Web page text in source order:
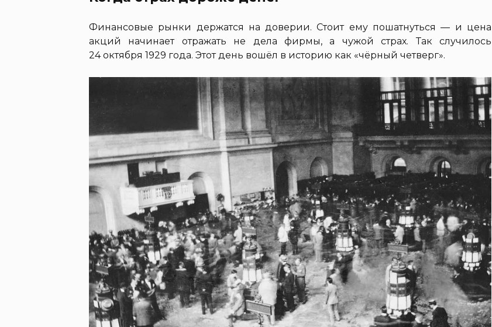
Финансовые рынки держатся на доверии. Стоит ему пошатнуться — и цена
акций начинает отражать не дела фирмы, а чужой страх. Так случилось
24 октября 1929 года. Этот день вошёл в историю как «чёрный четверг».